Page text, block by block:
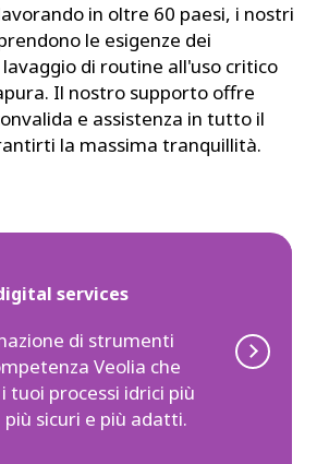
in oltre 60 paesi, i nostri
le esigenze dei
di routine all'uso critico
Il nostro supporto offre
e assistenza in tutto il
la massima tranquillità.
services
di strumenti
Veolia che
tuoi processi idrici più
sicuri e più adatti.